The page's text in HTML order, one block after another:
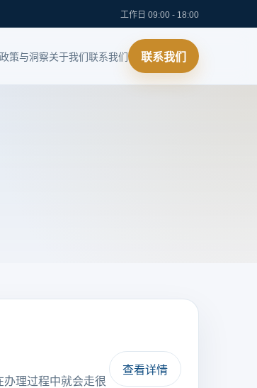
工作日 09:00 - 18:00
政策与洞察关于我们联系我们 联系我们
理过程中就会走很
查看详情